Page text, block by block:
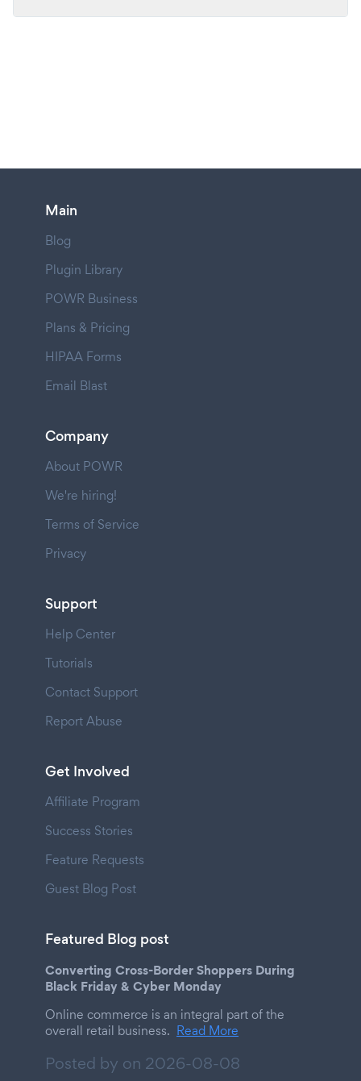
Main
Blog
Plugin Library
POWR Business
Plans & Pricing
HIPAA Forms
Email Blast
Company
About POWR
We're hiring!
Terms of Service
Privacy
Support
Help Center
Tutorials
Contact Support
Report Abuse
Get Involved
Affiliate Program
Success Stories
Feature Requests
Guest Blog Post
Featured Blog post
Converting Cross-Border Shoppers During
Black Friday & Cyber Monday
Online commerce is an integral part of the
overall retail business. Read More
Posted by on 2026-08-08